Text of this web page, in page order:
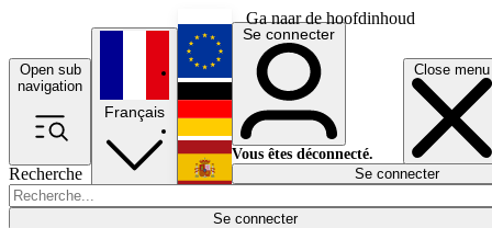
Ga naar de hoofdinhoud
Open sub
navigation
Close menu
Recherche
Se connecter
Économie
Français
English
Deutsch
Español
Se connecter
Vous êtes déconnecté.
Se connecter